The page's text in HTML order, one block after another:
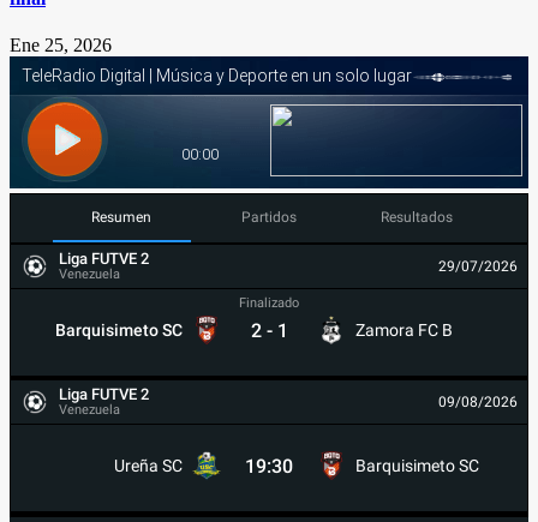
Ene 25, 2026
Resumen Partidos Resultados
Liga FUTVE 2
Venezuela 29/07/2026
Barquisimeto SC
Finalizado
2 - 1 Zamora FC B
Liga FUTVE 2
Venezuela 09/08/2026
Ureña SC 19:30 Barquisimeto SC